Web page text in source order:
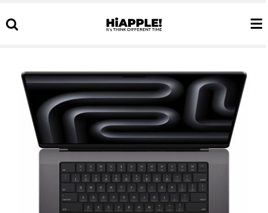
to